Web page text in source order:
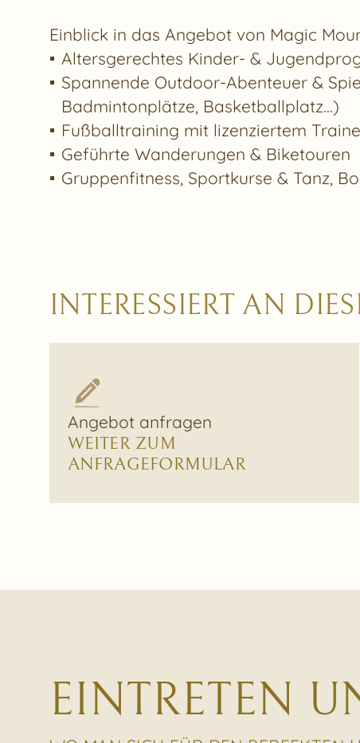
Einblick in das Angebot von Magic
Altersgerechtes Kinder- &
Spannende Outdoor-Abenteuer &
Badmintonplätze, Basketballplatz...)
Fußballtraining mit lizenziertem
Geführte Wanderungen & Biketouren
Gruppenfitness, Sportkurse & Tanz,
INTERESSIERT AN
Angebot anfragen
WEITER ZUM
ANFRAGEFORMULAR
EINTRETEN